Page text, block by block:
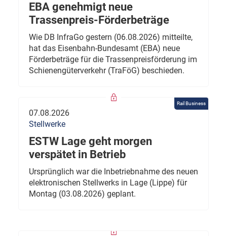
EBA genehmigt neue
Trassenpreis-Förderbeträge
Wie DB InfraGo gestern (06.08.2026) mitteilte,
hat das Eisenbahn-Bundesamt (EBA) neue
Förderbeträge für die Trassenpreisförderung im
Schienengüterverkehr (TraFöG) beschieden.
Rail Business
07.08.2026
Stellwerke
ESTW Lage geht morgen
verspätet in Betrieb
Ursprünglich war die Inbetriebnahme des neuen
elektronischen Stellwerks in Lage (Lippe) für
Montag (03.08.2026) geplant.